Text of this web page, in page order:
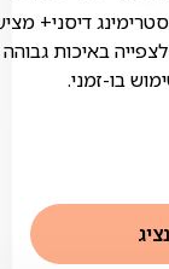
דיסני+
באיכות